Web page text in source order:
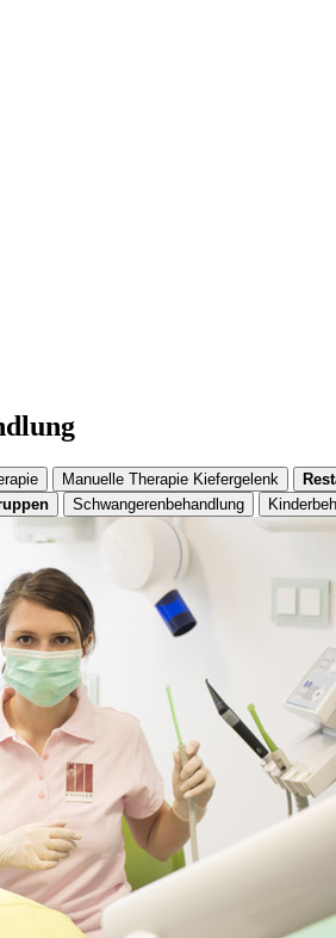
Manuelle Therapie Kiefergelenk
Schwangerenbehandlung